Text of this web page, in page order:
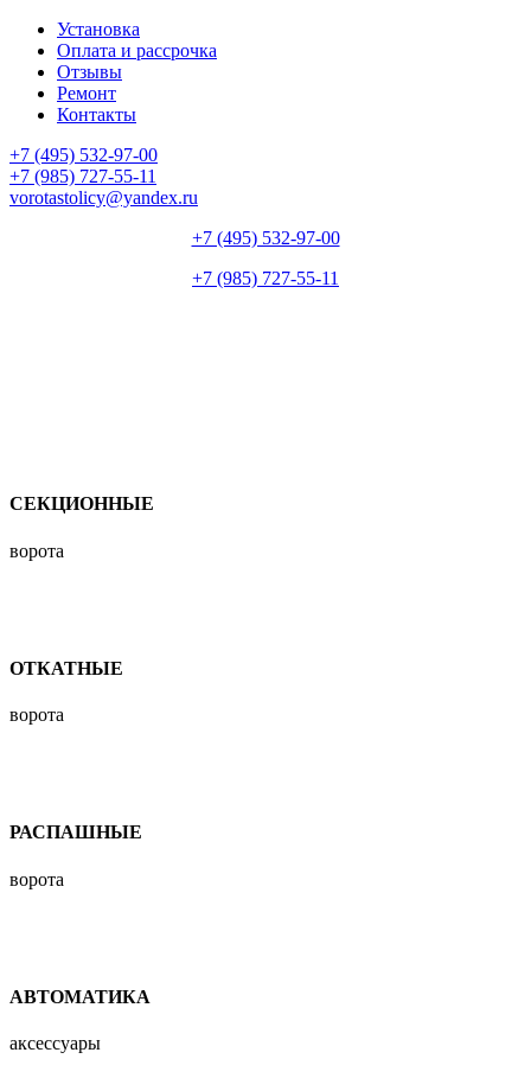
Установка
Оплата и рассрочка
Отзывы
Ремонт
Контакты
+7 (495) 532-97-00
+7 (985) 727-55-11
vorotastolicy@yandex.ru
+7 (495) 532-97-00
+7 (985) 727-55-11
СЕКЦИОННЫЕ
ворота
ОТКАТНЫЕ
ворота
РАСПАШНЫЕ
ворота
АВТОМАТИКА
аксессуары